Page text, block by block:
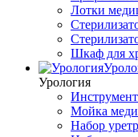
Лотки
Шкаф для
Урология
Мойка
Набор